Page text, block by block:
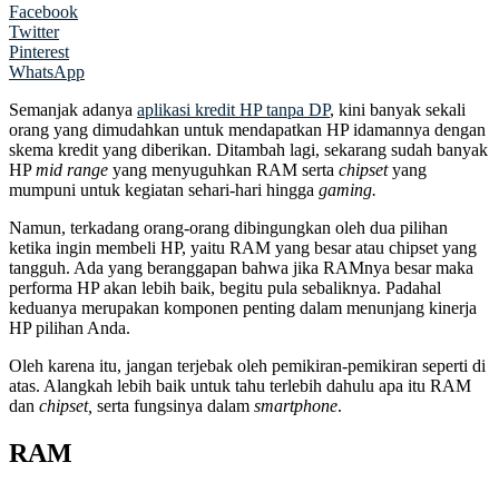
Facebook
Twitter
Pinterest
WhatsApp
Semanjak adanya aplikasi kredit HP tanpa DP, kini banyak sekali
orang yang dimudahkan untuk mendapatkan HP idamannya dengan
skema kredit yang diberikan. Ditambah lagi, sekarang sudah banyak
HPmid range yang menyuguhkan RAM serta chipsetyang
mumpuni untuk kegiatan sehari-hari hingga gaming.
Namun, terkadang orang-orang dibingungkan oleh dua pilihan
ketika ingin membeli HP, yaitu RAM yang besar atau chipset yang
tangguh. Ada yang beranggapan bahwa jika RAMnya besar maka
performa HP akan lebih baik, begitu pula sebaliknya. Padahal
keduanya merupakan komponen penting dalam menunjang kinerja
HP pilihan Anda.
Oleh karena itu, jangan terjebak oleh pemikiran-pemikiran seperti di
atas. Alangkah lebih baik untuk tahu terlebih dahulu apa itu RAM
dan chipset, serta fungsinya dalam smartphone.
RAM